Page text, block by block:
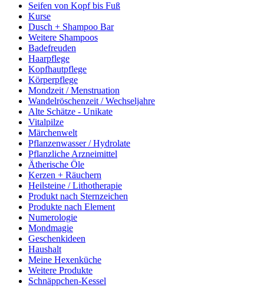
Seifen von Kopf bis Fuß
Kurse
Dusch + Shampoo Bar
Weitere Shampoos
Badefreuden
Haarpflege
Kopfhautpflege
Körperpflege
Mondzeit / Menstruation
Wandelröschenzeit / Wechseljahre
Alte Schätze - Unikate
Vitalpilze
Märchenwelt
Pflanzenwasser / Hydrolate
Pflanzliche Arzneimittel
Ätherische Öle
Kerzen + Räuchern
Heilsteine / Lithotherapie
Produkt nach Sternzeichen
Produkte nach Element
Numerologie
Mondmagie
Geschenkideen
Haushalt
Meine Hexenküche
Weitere Produkte
Schnäppchen-Kessel